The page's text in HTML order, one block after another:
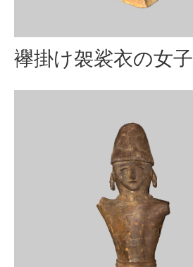
襷掛け袈裟衣の女子